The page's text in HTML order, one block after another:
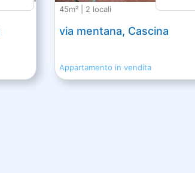
45m² | 2 locali
via mentana, Cascina
Appartamento in vendita